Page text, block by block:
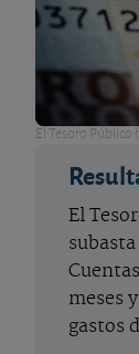
El Tesoro
El
meses
gastos